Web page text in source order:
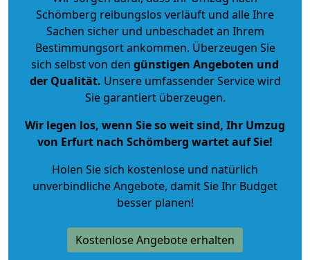
Schömberg reibungslos verläuft und alle Ihre
Sachen sicher und unbeschadet an Ihrem
Bestimmungsort ankommen. Überzeugen Sie
sich selbst von den günstigen Angeboten und
der Qualität. Unsere umfassender Service wird
Sie garantiert überzeugen.
Wir legen los, wenn Sie so weit sind, Ihr Umzug
von Erfurt nach Schömberg wartet auf Sie!
Holen Sie sich kostenlose und natürlich
unverbindliche Angebote, damit Sie Ihr Budget
besser planen!
Kostenlose Angebote erhalten